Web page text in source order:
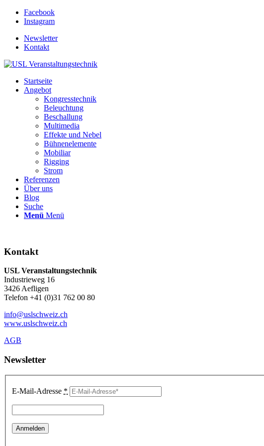
Facebook
Instagram
Newsletter
Kontakt
Startseite
Angebot
Kongresstechnik
Beleuchtung
Beschallung
Multimedia
Effekte und Nebel
Bühnenelemente
Mobiliar
Rigging
Strom
Referenzen
Über uns
Blog
Suche
Menü Menü
Kontakt
USL Veranstaltungstechnik
Industrieweg 16
3426 Aefligen
Telefon +41 (0)31 762 00 80
info@uslschweiz.ch
www.uslschweiz.ch
AGB
Newsletter
E-Mail-Adresse *